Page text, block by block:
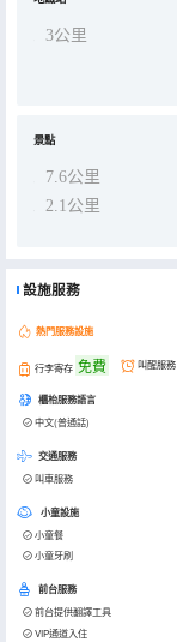
3公里
景點
7.6公里
2.1公里
設施服務
熱門服務設施
行李寄存 免費 叫醒服務
櫃枱服務語言
中文(普通話)
交通服務
叫車服務
小童設施
小童餐
小童牙刷
前台服務
前台提供翻譯工具
VIP通道入住